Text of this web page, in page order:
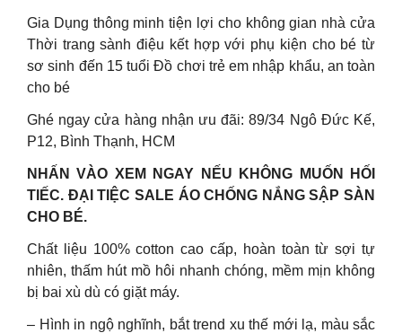
Gia Dụng thông minh tiện lợi cho không gian nhà cửa
Thời trang sành điệu kết hợp với phụ kiện cho bé từ
sơ sinh đến 15 tuổi Đồ chơi trẻ em nhập khẩu, an toàn
cho bé
Ghé ngay cửa hàng nhận ưu đãi: 89/34 Ngô Đức Kế,
P12, Bình Thạnh, HCM
NHẤN VÀO XEM NGAY NẾU KHÔNG MUỐN HỐI
TIẾC. ĐẠI TIỆC SALE ÁO CHỐNG NẮNG SẬP SÀN
CHO BÉ.
Chất liệu 100% cotton cao cấp, hoàn toàn từ sợi tự
nhiên, thấm hút mồ hôi nhanh chóng, mềm mịn không
bị bai xù dù có giặt máy.
– Hình in ngộ nghĩnh, bắt trend xu thế mới lạ, màu sắc